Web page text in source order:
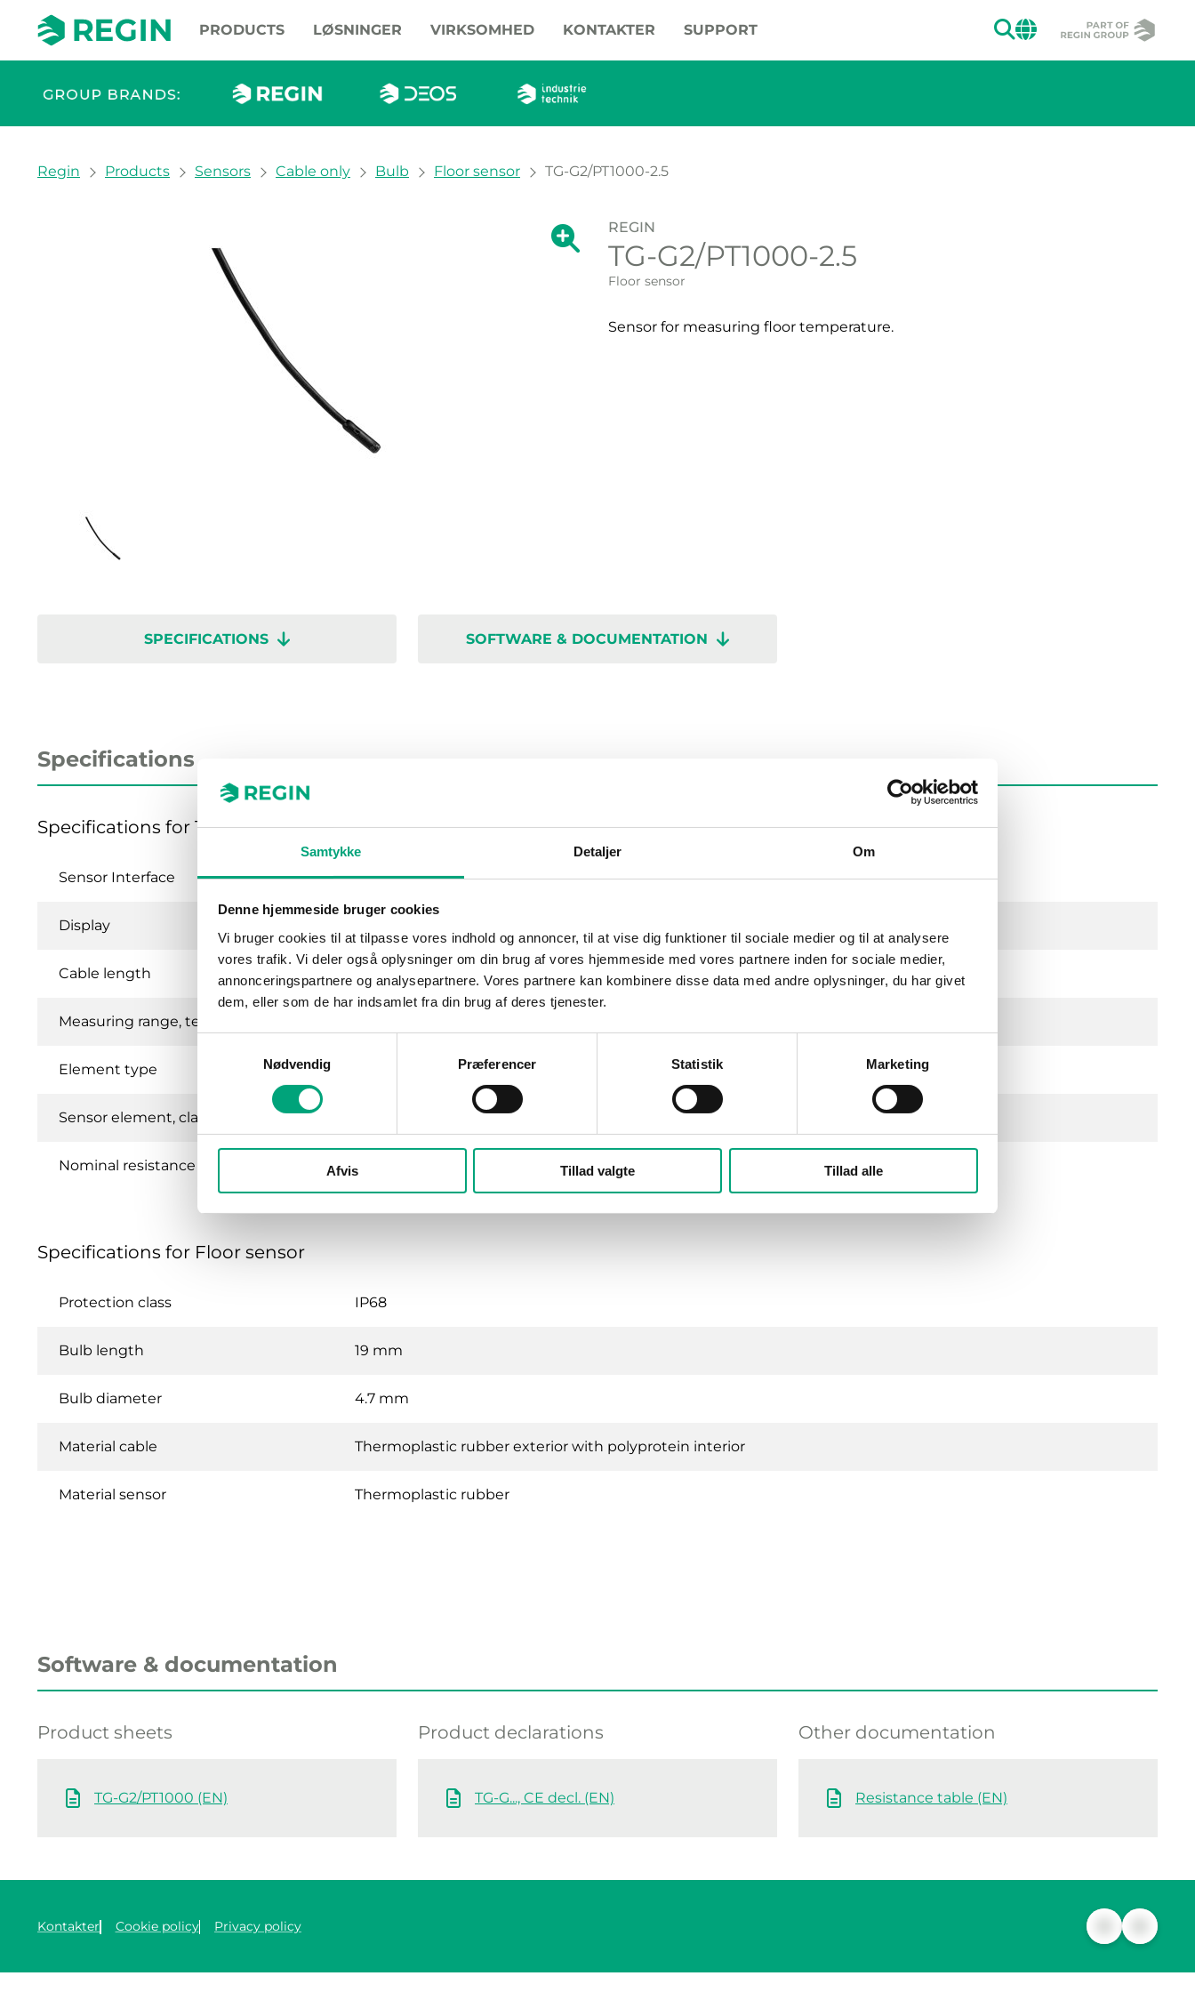
Samtykke Detaljer Om
Denne hjemmeside bruger cookies
Vi bruger cookies til at tilpasse vores indhold og annoncer, til at vise dig funktioner til sociale medier og til at analysere
vores trafik. Vi deler også oplysninger om din brug af vores hjemmeside med vores partnere inden for sociale medier,
annonceringspartnere og analysepartnere. Vores partnere kan kombinere disse data med andre oplysninger, du har givet
dem, eller som de har indsamlet fra din brug af deres tjenester.
Nødvendig
Præferencer Statistik Marketing
Afvis Tillad valgte Tillad alle
PRODUCTS LØSNINGER VIRKSOMHED KONTAKTER SUPPORT SEARCH
CHANGE
You are here:
Regin Products Sensors Cable only Bulb Floor sensor TG-G2/PT1000-2.5
Show large version of the image.
Show large version of the image.
REGIN
TG-G2/PT1000-2.5
Floor sensor
Sensor for measuring floor temperature.
SPECIFICATIONS SOFTWARE & DOCUMENTATION
Specifications
Specifications for TG-G2/PT1000-2.5
Sensor Interface Passive
Display
Cable length 2.5 m
Measuring range, temp
Element type
Sensor element, class DIN Class B: ±(0.3 + .005 |T|°C)
Nominal resistance 1000 Ω/0°C
Specifications for Floor sensor
Protection class IP68
Bulb length 19 mm
Bulb diameter 4.7 mm
Material cable Thermoplastic rubber exterior with polyprotein interior
Material sensor Thermoplastic rubber
Software & documentation
Product sheets
TG-G2/PT1000 (EN)
Product declarations
TG-G..., CE decl. (EN)
Other documentation
Resistance table (EN)
Kontakter Cookie policy Privacy policy